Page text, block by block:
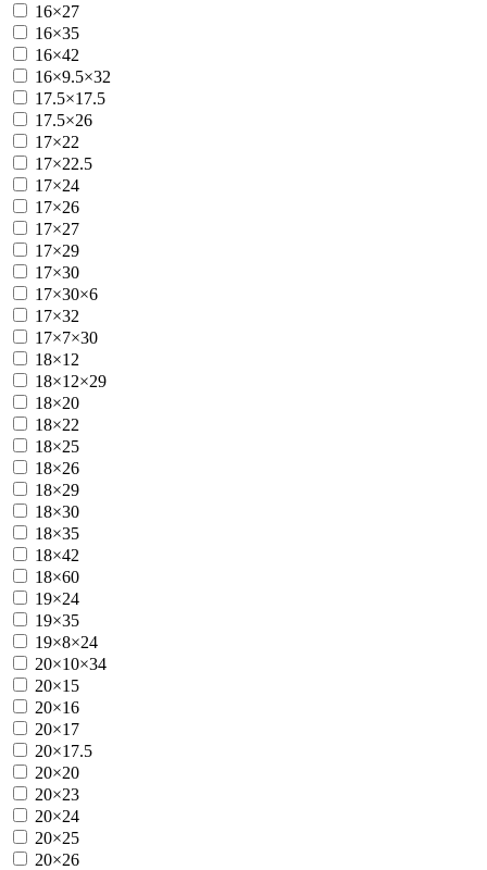
16×27
16×35
16×42
16×9.5×32
17.5×17.5
17.5×26
17×22
17×22.5
17×24
17×26
17×27
17×29
17×30
17×30×6
17×32
17×7×30
18×12
18×12×29
18×20
18×22
18×25
18×26
18×29
18×30
18×35
18×42
18×60
19×24
19×35
19×8×24
20×10×34
20×15
20×16
20×17
20×17.5
20×20
20×23
20×24
20×25
20×26